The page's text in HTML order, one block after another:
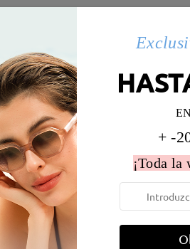
( Medio) Diametro de lentes:
Material de la
+ -
¡Toda la